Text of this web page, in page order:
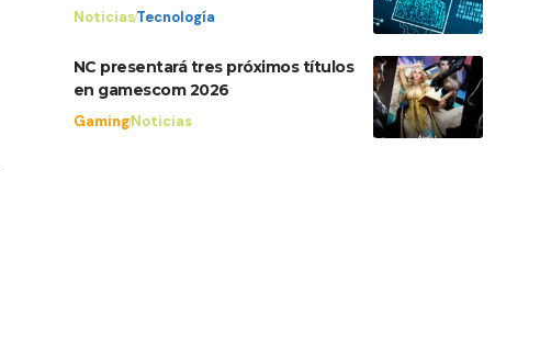
NoticiasTecnología
NC presentará tres próximos títulos
en gamescom 2026
GamingNoticias